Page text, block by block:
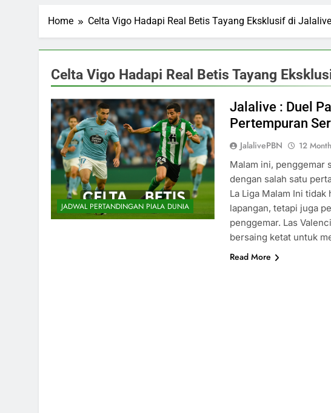
Home Celta Vigo Hadapi Real Betis Tayang Eksklusif di Jalalive
Celta Vigo Hadapi Real Betis Tayang
JADWAL PERTANDINGAN PIALA DUNIA
Jalalive : Duel
Pertempuran
JalalivePBN 12
Malam ini, penggemar
dengan salah satu
La Liga Malam Ini
lapangan, tetapi juga
penggemar. Las
bersaing ketat untuk
Read More